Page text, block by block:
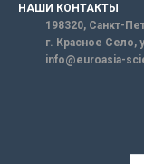
НАШИ КОНТАКТЫ
198320, Санкт-
г. Красное Село,
info@euroasia-